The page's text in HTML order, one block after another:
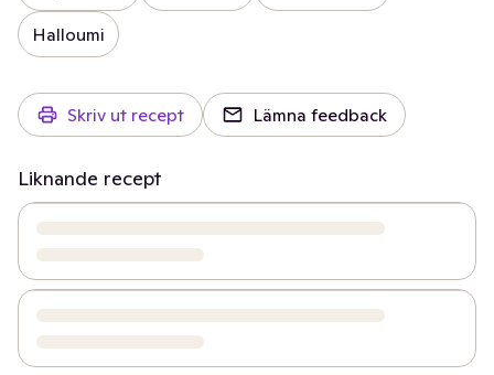
Halloumi
Skriv ut recept Lämna feedback
Liknande recept